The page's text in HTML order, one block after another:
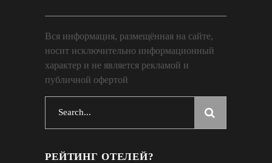
Вся информация, размещённая на сайте,
носит исключительно информационный
характер и не является рекламой и
публичной офертой
РЕЙТИНГ ОТЕЛЕЙ?